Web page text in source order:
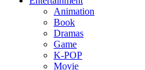
Animation
Book
Dramas
Game
K-POP
Movie